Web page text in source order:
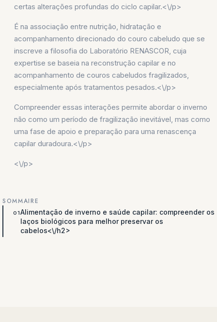
SOMMAIRE
Alimentação de inverno e saúde capilar: compreender os
laços biológicos para melhor preservar os
cabelos<\/h2>
certas alterações profundas do ciclo capilar.<\/p>
É na associação entre nutrição, hidratação e
acompanhamento direcionado do couro cabeludo que se
inscreve a filosofia do Laboratório RENASCOR, cuja
expertise se baseia na reconstrução capilar e no
acompanhamento de couros cabeludos fragilizados,
especialmente após tratamentos pesados.<\/p>
Compreender essas interações permite abordar o inverno
não como um período de fragilização inevitável, mas como
uma fase de apoio e preparação para uma renascença
capilar duradoura.<\/p>
<\/p>